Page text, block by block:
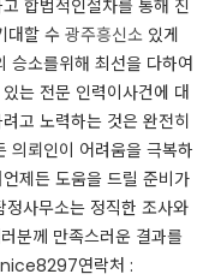
합법적인절차를 통해 진
대할 수 광주흥신소 있게
승소를위해 최선을 다하여
는 전문 인력이사건에 대
고 노력하는 것은 완전히
의뢰인이 어려움을 극복하
제든 도움을 드릴 준비가
사무소는 정직한 조사와
분께 만족스러운 결과를
연락처 :